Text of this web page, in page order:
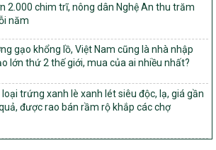
một số nội dung tiêu chí, điều kiện thuộc Bộ
thôn mới giai đoạn 2026 – 2030 thuộc
nước của Bộ Nông nghiệp và Môi trường
mục tiêu quốc gia xây dựng nông thôn
vững và phát triển kinh tế – xã hội vùng
số và miền núi giai đoạn 2026-2035, giai
đến năm 2030
2.000 chim trĩ, nông dân Nghệ An thu trăm
năm
gạo khổng lồ, Việt Nam cũng là nhà nhập
lớn thứ 2 thế giới, mua của ai nhiều nhất?
trứng xanh lè xanh lét siêu độc, lạ, giá gần
được rao bán rầm rộ khắp các chợ